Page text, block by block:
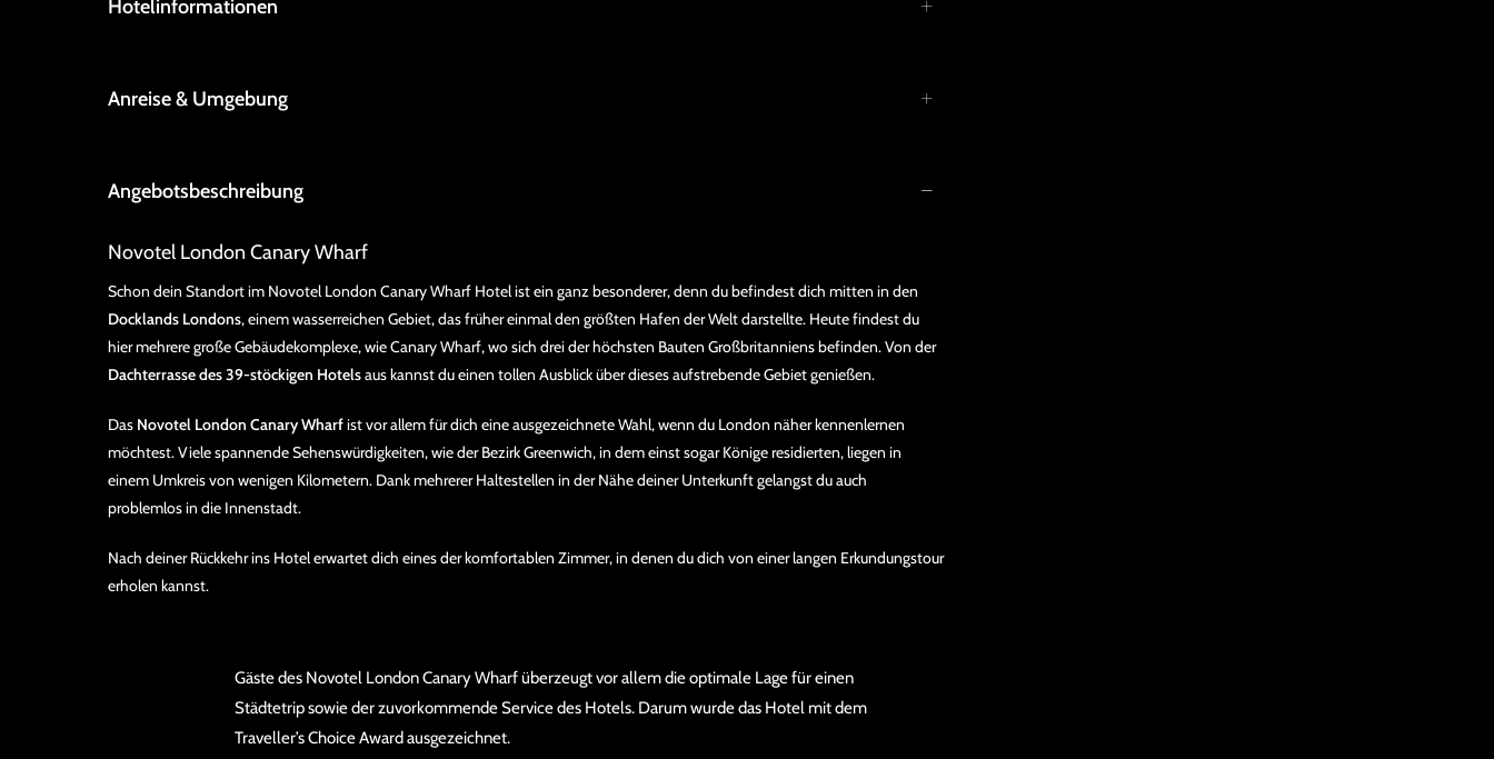
Hotelinformationen
Anreise & Umgebung
Angebotsbeschreibung
Novotel London Canary Wharf
Schon dein Standort im Novotel London Canary Wharf Hotel ist ein ganz besonderer, denn du befindest dich mitten in den
Docklands Londons, einem wasserreichen Gebiet, das früher einmal den größten Hafen der Welt darstellte. Heute findest du
hier mehrere große Gebäudekomplexe, wie Canary Wharf, wo sich drei der höchsten Bauten Großbritanniens befinden. Von der
Dachterrasse des 39-stöckigen Hotelsaus kannst du einen tollen Ausblick über dieses aufstrebende Gebiet genießen.
Das Novotel London Canary Wharfist vor allem für dich eine ausgezeichnete Wahl, wenn du London näher kennenlernen
möchtest. Viele spannende Sehenswürdigkeiten, wie der Bezirk Greenwich, in dem einst sogar Könige residierten, liegen in
einem Umkreis von wenigen Kilometern. Dank mehrerer Haltestellen in der Nähe deiner Unterkunft gelangst du auch
problemlos in die Innenstadt.
Nach deiner Rückkehr ins Hotel erwartet dich eines der komfortablen Zimmer, in denen du dich von einer langen Erkundungstour
erholen kannst.
Gäste des Novotel London Canary Wharf überzeugt vor allem die optimale Lage für einen
Städtetrip sowie der zuvorkommende Service des Hotels. Darum wurde das Hotel mit dem
Traveller’s Choice Award ausgezeichnet.